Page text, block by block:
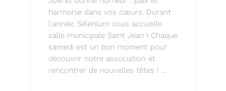
harmonie dans vos cœurs. Durant
l'année, Sélénium vous accueille
salle municipale Saint Jean ! Chaque
samedi est un bon moment pour
découvrir notre association et
rencontrer de nouvelles têtes ! ...